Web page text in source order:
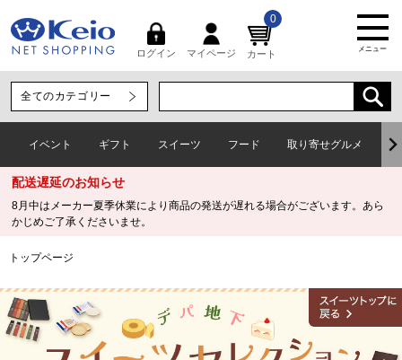
ログイン マイページ カート
0
メニュー
イベント ギフト スイーツ フード 取り寄せグルメ
配送遅延のお知らせ
8月中はメーカー夏季休業により商品の発送が遅れる場合がございます。あら
かじめご了承くださいませ。
トップページ